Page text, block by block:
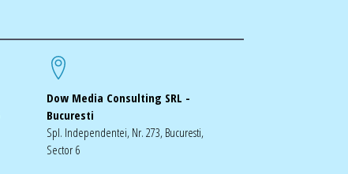
Dow Media Consulting SRL -
Bucuresti
Spl. Independentei, Nr. 273, Bucuresti,
Sector 6